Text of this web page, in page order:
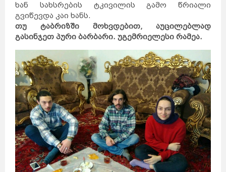
ხან სახსრების ტკივილის გამო წრიალი
გვიწევდა კაი ხანს.
თუ ტაბრიზში მოხვდებით, აუცილებლად
გასინჯეთ პური ბარბარი. უგემრიელესი რამეა.